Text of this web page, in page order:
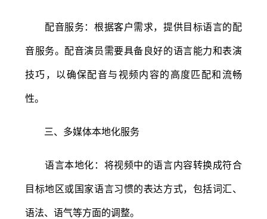
配音服务：根据客户需求，提供目标语言的配
音服务。配音演员需要具备良好的语言能力和表演
技巧，以确保配音与视频内容的高度匹配和流畅
性。
三、多媒体本地化服务
语言本地化：将视频中的语言内容转换成符合
目标地区或国家语言习惯的表达方式，包括词汇、
语法、语气等方面的调整。